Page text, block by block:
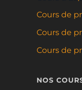
Cours de
Cours de
Cours de
NOS